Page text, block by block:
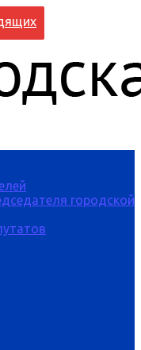
городской